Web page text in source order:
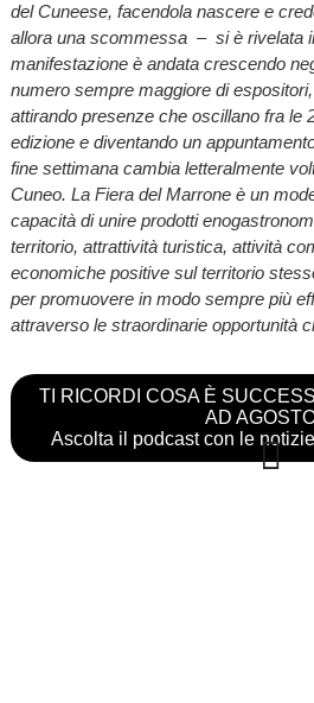
del Cuneese, facendola nascere e
allora una scommessa – si è rivelata
manifestazione è andata crescendo
numero sempre maggiore di
attirando presenze che oscillano fra le
edizione e diventando un
fine settimana cambia letteralmente
Cuneo. La Fiera del Marrone è un
capacità di unire prodotti
territorio, attrattività turistica, attività
economiche positive sul territorio
per promuovere in modo sempre più
attraverso le straordinarie opportunità
TI RICORDI COSA È
AD
Ascolta il podcast con le